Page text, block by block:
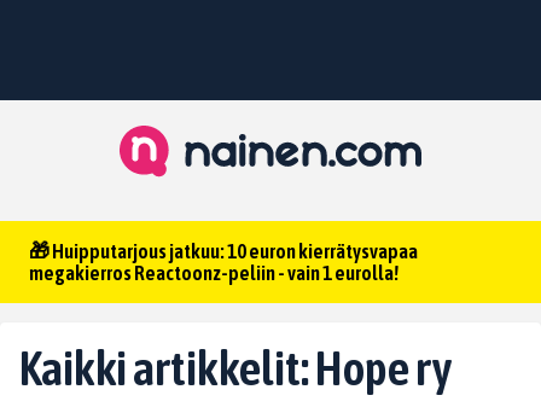
🎁 Huipputarjous jatkuu: 10 euron kierrätysvapaa
megakierros Reactoonz-peliin - vain 1 eurolla!
Kaikki artikkelit: Hope ry